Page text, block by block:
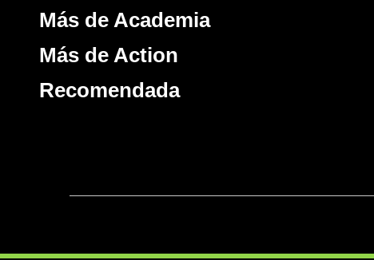
Más de Academia
Más de Action
Recomendada